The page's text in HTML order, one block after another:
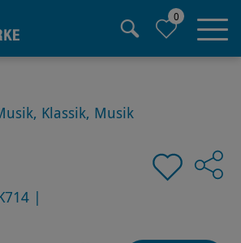
anspringen
0
Klassik, Musik
|